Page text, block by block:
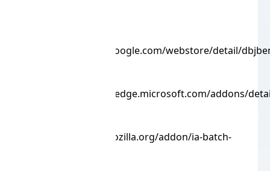
荐):https://chrome.google.com/webstore/detail/
荐):https://microsoftedge.microsoft.com/addons/
店:https://addons.mozilla.org/addon/ia-batch-